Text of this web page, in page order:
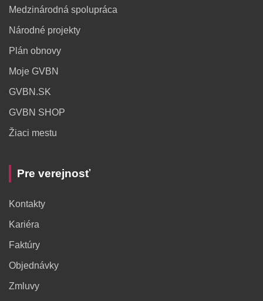
Medzinárodná spolupráca
Národné projekty
Plán obnovy
Moje GVBN
GVBN.SK
GVBN SHOP
Žiaci mestu
Pre verejnosť
Kontakty
Kariéra
Faktúry
Objednávky
Zmluvy